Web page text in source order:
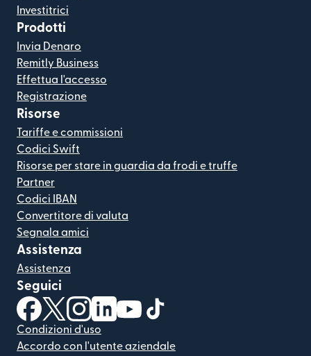
Investitrici
Prodotti
Invia Denaro
Remitly Business
Effettua l'accesso
Registrazione
Risorse
Tariffe e commissioni
Codici Swift
Risorse per stare in guardia da frodi e truffe
Partner
Codici IBAN
Convertitore di valuta
Segnala amici
Assistenza
Assistenza
Seguici
(si apre in una nuova finestra)
(si apre in una nuova finestra)
(si apre in una nuova finestra)
(si apre in una nuova finestra)
(si apre in una nuova finestra)
Condizioni d'uso
Accordo con l'utente aziendale